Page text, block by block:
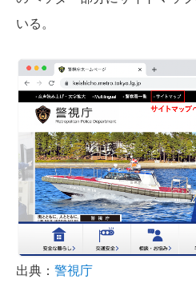
いる。
出典： 警視庁